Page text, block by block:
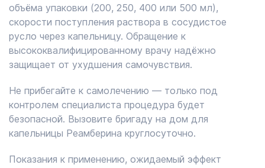
объёма упаковки (200, 250, 400 или 500 мл),
скорости поступления раствора в сосудистое
русло через капельницу. Обращение к
высококвалифицированному врачу надёжно
защищает от ухудшения самочувствия.
Не прибегайте к самолечению — только под
контролем специалиста процедура будет
безопасной. Вызовите бригаду на дом для
капельницы Реамберина круглосуточно.
Показания к применению, ожидаемый эффект